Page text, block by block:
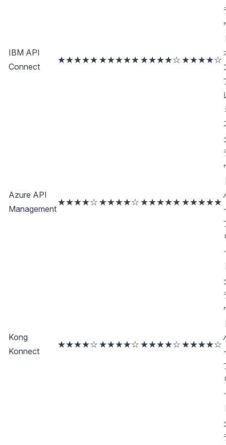
IBM API
Connect
★★★★★ ★★★★★ ★★★★☆ ★★★★☆
Azure API
Management
★★★★☆ ★★★★☆ ★★★★★ ★★★★★
Kong
Konnect
★★★★☆ ★★★★☆ ★★★★☆ ★★★★☆